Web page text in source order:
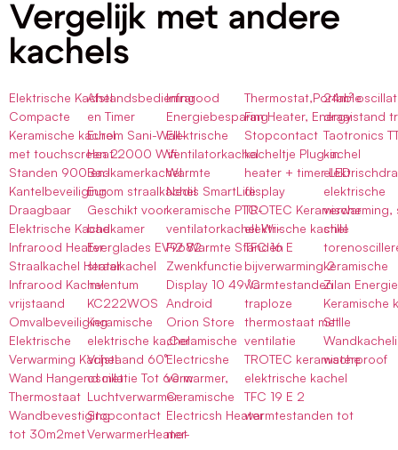
Vergelijk met andere
kachels
Elektrische Kachel
Compacte
Keramische kachel
met touchscreen 2
Standen 900 en-
Kantelbeveiliging
Draagbaar
Elektrische Kachel
Infrarood Heater
Straalkachel Heater
Infrarood Kachel
vrijstaand
Omvalbeveiliging
Elektrische
Verwarming Kachel
Wand Hangend met
Thermostaat
Wandbevestiging
tot 30m2met
Afstandsbediening
en Timer
Eurom Sani-Wall-
Heat 2000 Wifi
Badkamerkachel
Eurom straalkachel
Geschikt voor
badkamer
Everglades EV9682
straalkachel
Inventum
KC222WOS
Keramische
elektrische kachel
Vrijstaand 60°
oscillatie Tot 60 m
Luchtverwarmer
Stopcontact
VerwarmerHeater-
Infrarood
Energiebesparing
Elektrische
Ventilatorkachel
Warmte
Nedis SmartLife
keramische PTC-
ventilatorkachel Wi-
Fi2 Warmte Standen
Zwenkfunctie
Display 10 49 °C
Android
Orion Store
,Ceramische
Electricshe
verwarmer,
Ceramische
Electricsh Heater
met
Thermostat,Portable
Fan Heater, Energy
Stopcontact
kacheltje Plug-in
heater + timer LED
display
TROTEC Keramische
elektrische kachel
TFC 16 E
bijverwarming 2
warmtestanden
traploze
thermostaat met
ventilatie
TROTEC keramische
elektrische kachel
TFC 19 E 2
warmtestanden tot
24m²
draaistand
Taotronics
kachel
elektrische
verwarming,
stille
keramische
Zilan
Keramische
Stille
waterproof